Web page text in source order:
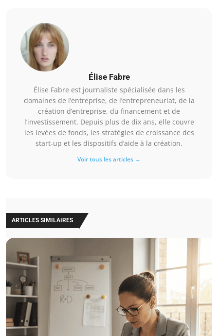
Élise Fabre
Élise Fabre est journaliste spécialisée dans les
domaines de l’entreprise, de l’entrepreneuriat, de la
création d’entreprise, du financement et de
l’investissement. Depuis plus de dix ans, elle couvre
les levées de fonds, les stratégies de croissance des
start-up et les dispositifs d’aide à la création.
Voir tous les articles →
ARTICLES SIMILAIRES